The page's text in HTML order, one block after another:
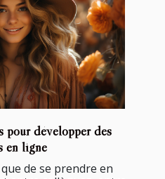
pour développer des
en ligne
de se prendre en